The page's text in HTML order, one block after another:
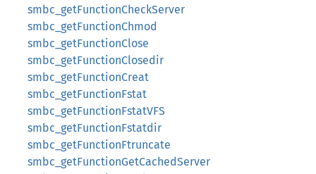
smbc_getFunctionCheckServer
smbc_getFunctionChmod
smbc_getFunctionClose
smbc_getFunctionClosedir
smbc_getFunctionCreat
smbc_getFunctionFstat
smbc_getFunctionFstatVFS
smbc_getFunctionFstatdir
smbc_getFunctionFtruncate
smbc_getFunctionGetCachedServer